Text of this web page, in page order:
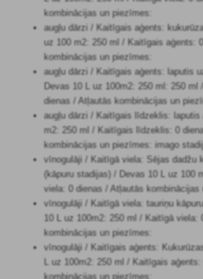
kombinācijas un piezīmes:
augļu dārzi / Kaitīgais aģents:
uz 100 m2: 250 ml / Kaitīgais aģents:
kombinācijas un piezīmes:
augļu dārzi / Kaitīgais aģents: laputis
Devas 10 L uz 100m2: 250 ml: 250
dienas / Atļautās kombinācijas un
augļu dārzi / Kaitīgais līdzeklis:
m2: 250 ml / Kaitīgais līdzeklis: 0
kombinācijas un piezīmes: imago
vīnogulāji / Kaitīgā viela: Sējas dadžu
(kāpuru stadijas) / Devas 10 L uz 100
viela: 0 dienas / Atļautās kombinācijas
vīnogulāji / Kaitīgā viela: tauriņu
10 L uz 100m2: 250 ml / Kaitīgā viela:
kombinācijas un piezīmes:
vīnogulāji / Kaitīgais aģents:
L uz 100m2: 250 ml / Kaitīgais
kombinācijas un piezīmes: